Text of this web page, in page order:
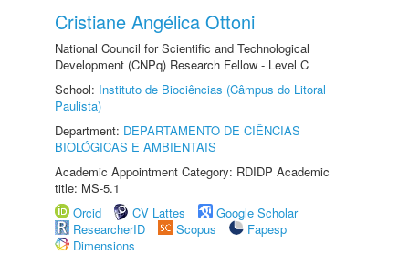
Cristiane Angélica Ottoni
National Council for Scientific and Technological
Development (CNPq) Research Fellow - Level C
School: Instituto de Biociências (Câmpus do Litoral
Paulista)
Department: DEPARTAMENTO DE CIÊNCIAS
BIOLÓGICAS E AMBIENTAIS
Academic Appointment Category: RDIDP Academic
title: MS-5.1
Orcid
CV Lattes
Google Scholar
ResearcherID
Scopus
Fapesp
Dimensions